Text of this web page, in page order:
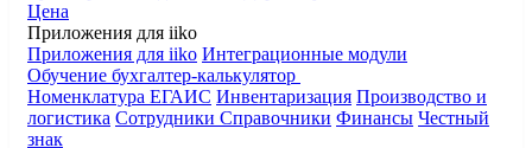
Цена
Приложения для iiko
Приложения для iiko Интеграционные модули
Обучение бухгалтер-калькулятор
Номенклатура ЕГАИС Инвентаризация Производство и
логистика Сотрудники Справочники Финансы Честный
знак